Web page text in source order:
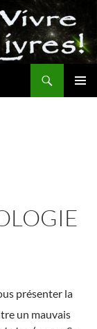
présenter la
un mauvais